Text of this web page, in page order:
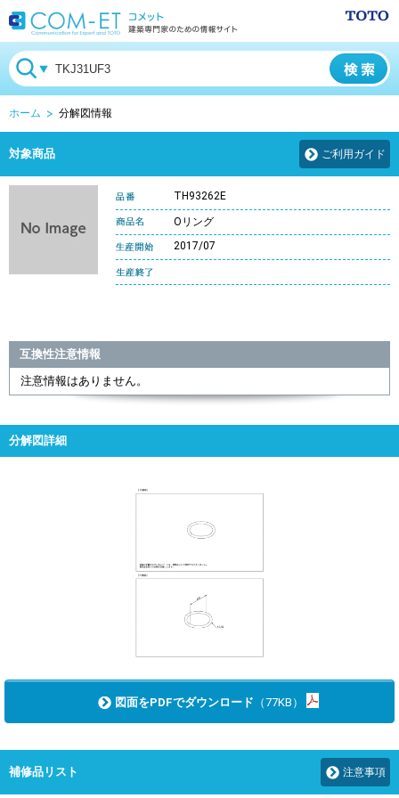
ホーム 分解図情報
対象商品 ご利用ガイド
TH93262E
Oリング
2017/07
互換性注意情報
注意情報はありません。
分解図詳細
図面をPDFでダウンロード （77KB）
補修品リスト 注意事項